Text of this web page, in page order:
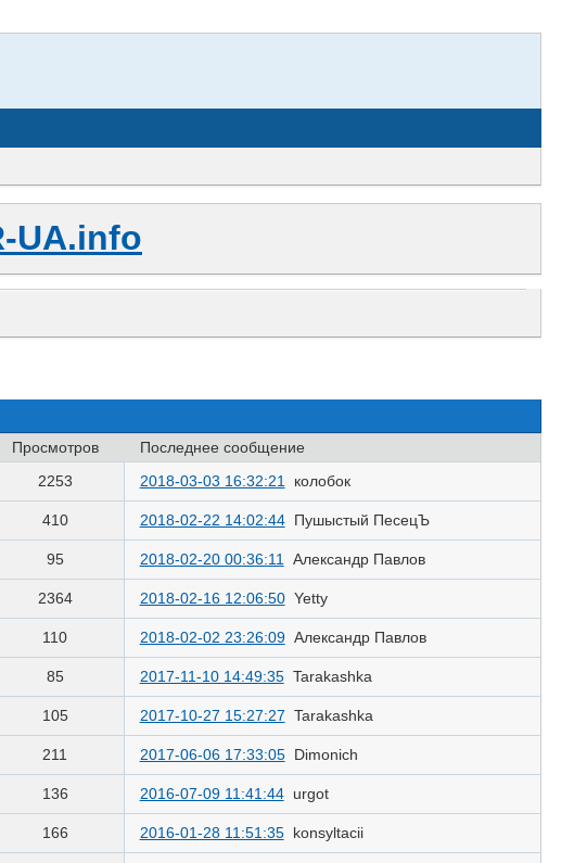
UA.info
Просмотров Последнее сообщение
2253 2018-03-03 16:32:21 колобок
410 2018-02-22 14:02:44 Пушыстый ПесецЪ
95 2018-02-20 00:36:11 Александр Павлов
2364 2018-02-16 12:06:50 Yetty
110 2018-02-02 23:26:09 Александр Павлов
85 2017-11-10 14:49:35 Tarakashka
105 2017-10-27 15:27:27 Tarakashka
211 2017-06-06 17:33:05 Dimonich
136 2016-07-09 11:41:44 urgot
166 2016-01-28 11:51:35 konsyltacii